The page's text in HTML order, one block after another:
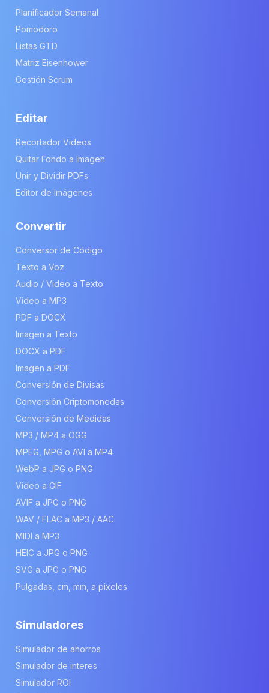
Planificador Semanal
Pomodoro
Listas GTD
Matriz Eisenhower
Gestión Scrum
Editar
Recortador Videos
Quitar Fondo a Imagen
Unir y Dividir PDFs
Editor de Imágenes
Convertir
Conversor de Código
Texto a Voz
Audio / Video a Texto
Video a MP3
PDF a DOCX
Imagen a Texto
DOCX a PDF
Imagen a PDF
Conversión de Divisas
Conversión Criptomonedas
Conversión de Medidas
MP3 / MP4 a OGG
MPEG, MPG o AVI a MP4
WebP a JPG o PNG
Video a GIF
AVIF a JPG o PNG
WAV / FLAC a MP3 / AAC
MIDI a MP3
HEIC a JPG o PNG
SVG a JPG o PNG
Pulgadas, cm, mm, a pixeles
Simuladores
Simulador de ahorros
Simulador de interes
Simulador ROI